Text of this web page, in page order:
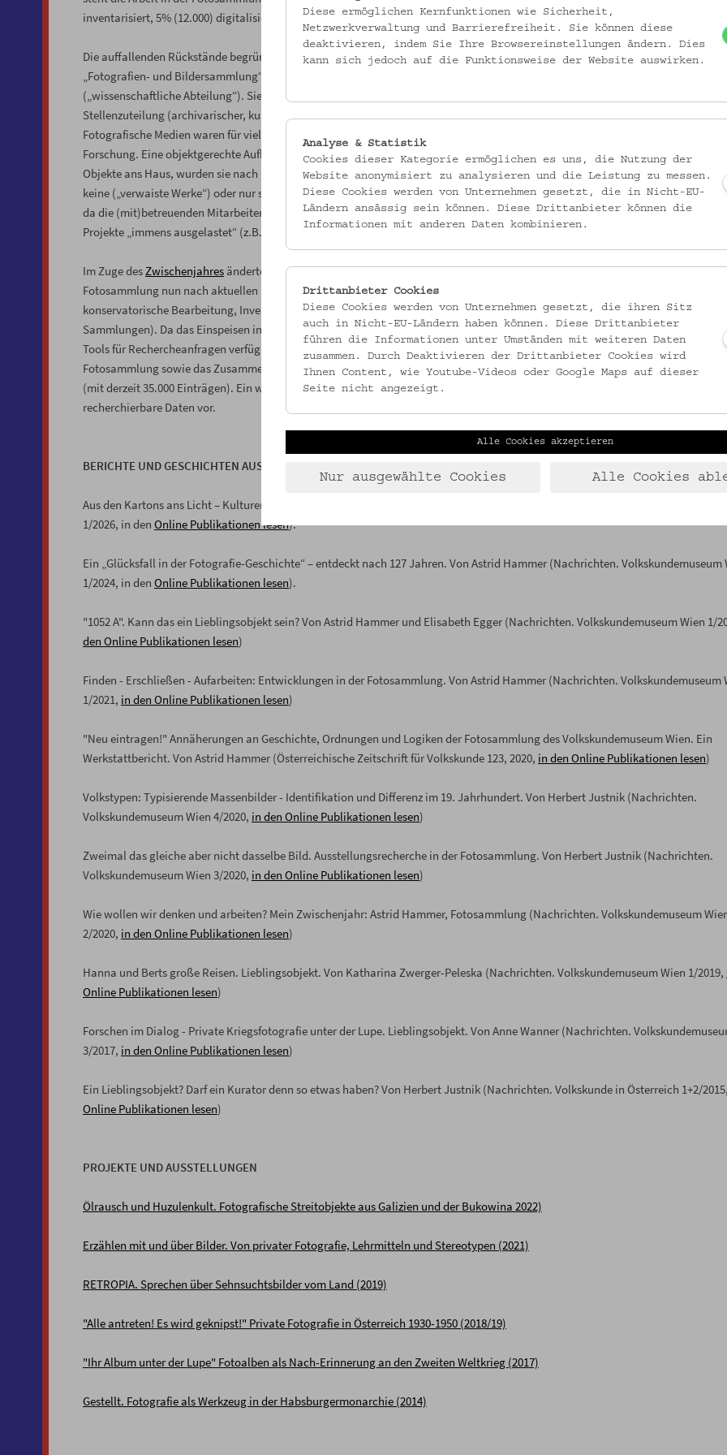
inventarisiert, 5% (12.000) digitalisiert und 2% (6.000) in die Museumsdatenbank eingespeist.
Die auffallenden Rückstände begründen sich durch mehrere Faktoren: (1) Für viele Jahrzehnte (Gründung bis 1950er Jahre) war die
„Fotografien- und Bildersammlung“ „Neben“sammlung und in späteren Jahrzehnten gar nicht den Sammlungen zugeteilt
(„wissenschaftliche Abteilung“). Sie wurde ab Gründung des Hauses bis 1956 zusammen mit der Bibliothek betreut. Eine
Stellenzuteilung (archivarischer, kustodischer oder konservatorischer Art) gab es in den 125 Jahren nur für 14 Jahre (1956–1970).
Fotografische Medien waren für viele Jahrzehnte vorrangig Dokumentationsmittel, „gebraucht“ für Publikationen, Vorträge und
Forschung. Eine objektgerechte Aufbewahrung rückte in den Hintergrund. (3) Kamen Fotoobjekte im Zuge von Schenkungen
Objekte ans Haus, wurden sie nach Übergabe an die Fotosammlung oft nicht explizit aufgearbeitet. Infolgedessen haben wir
keine („verwaiste Werke“) oder nur sehr eingeschränkte Informationen über sie. (4) Die Zeit für eine umfassende Aufarbeitung
da die (mit)betreuenden MitarbeiterInnen durch Forschungsanfragen, Objektfotografie und Reproduktionsanfragen, später
Projekte „immens ausgelastet“ (z.B. ÖZV 67/18, 1964, S. 192) waren.
Im Zuge desZwischenjahres änderte sich dies, unterstützt durch Stellen-Umstrukturierungen. In einem ersten Schritt wird die
Fotosammlung nun nach aktuellen Sammlungskriterien aufgearbeitet, vorerst physischer Art (Sichten, Ordnen, Provenienzen
konservatorische Bearbeitung, Inventarisieren des Bestandes), im Folgenden digital (Digitalisierung, Museumsdatenbank, Online
Sammlungen). Da das Einspeisen in die Museumsdatenbank M-Box nicht von heute auf morgen geschehen kann, werden zuerst
Tools für Rechercheanfragen verfügbar gemacht: durch Digitalisierung aller 65 Inventarbücher (mit 135.000 Inventarnummern)
Fotosammlung sowie das Zusammentragen aller weiteren physischen Findmittel/Sammlungsverzeichnisse in einer einfachen
(mit derzeit 35.000 Einträgen). Ein weiterer Arbeitsbereich ist das Erstellen eines Archives zur Fotosammlung. Auch hier liegen
recherchierbare Daten vor.
BERICHTE UND GESCHICHTEN AUS DER FOTOSAMMLUNG
Aus den Kartons ans Licht –­ Kulturerbe digital in der ­Fotosammlung. Von Ulrike Haidinger (Nachrichten. Volkskundemuseum Wien
1/2026, in den Online Publikationen lesen).
Ein „Glücksfall in der Fotografie-Geschichte“ – entdeckt nach 127 Jahren. Von Astrid Hammer (Nachrichten. Volkskundemuseum
1/2024, in den Online Publikationen lesen).
"1052 A". Kann das ein Lieblingsobjekt sein? Von Astrid Hammer und Elisabeth Egger (Nachrichten. Volkskundemuseum Wien 1/
den Online Publikationen lesen)
Finden - Erschließen - Aufarbeiten: Entwicklungen in der Fotosammlung. Von Astrid Hammer (Nachrichten. Volkskundemuseum
1/2021, in den Online Publikationen lesen)
"Neu eintragen!" Annäherungen an Geschichte, Ordnungen und Logiken der Fotosammlung des Volkskundemuseum Wien. Ein
Werkstattbericht. Von Astrid Hammer (Österreichische Zeitschrift für Volkskunde 123, 2020, in den Online Publikationen lesen)
Volkstypen: Typisierende Massenbilder - Identifikation und Differenz im 19. Jahrhundert. Von Herbert Justnik (Nachrichten.
Volkskundemuseum Wien 4/2020, in den Online Publikationen lesen)
Zweimal das gleiche aber nicht dasselbe Bild. Ausstellungsrecherche in der Fotosammlung. Von Herbert Justnik (Nachrichten.
Volkskundemuseum Wien 3/2020, in den Online Publikationen lesen)
Wie wollen wir denken und arbeiten? Mein Zwischenjahr: Astrid Hammer, Fotosammlung (Nachrichten. Volkskundemuseum
2/2020, in den Online Publikationen lesen)
Hanna und Berts große Reisen. Lieblingsobjekt. Von Katharina Zwerger-Peleska (Nachrichten. Volkskundemuseum Wien 1/2019,
Online Publikationen lesen)
Forschen im Dialog - Private Kriegsfotografie unter der Lupe. Lieblingsobjekt. Von Anne Wanner (Nachrichten.
3/2017, in den Online Publikationen lesen)
Ein Lieblingsobjekt? Darf ein Kurator denn so etwas haben? Von Herbert Justnik (Nachrichten. Volkskunde in Österreich 1+2/2015,
Online Publikationen lesen)
PROJEKTE UND AUSSTELLUNGEN
Ölrausch und Huzulenkult. Fotografische Streitobjekte aus Galizien und der Bukowina 2022)
Erzählen mit und über Bilder. Von privater Fotografie, Lehrmitteln und Stereotypen (2021)
RETROPIA. Sprechen über Sehnsuchtsbilder vom Land (2019)
"Alle antreten! Es wird geknipst!" Private Fotografie in Österreich 1930-1950 (2018/19)
"Ihr Album unter der Lupe" Fotoalben als Nach-Erinnerung an den Zweiten Weltkrieg (2017)
Gestellt. Fotografie als Werkzeug in der Habsburgermonarchie (2014)
Diese ermöglichen Kernfunktionen wie Sicherheit,
Netzwerkverwaltung und Barrierefreiheit. Sie können diese
deaktivieren, indem Sie Ihre Browsereinstellungen ändern. Dies
kann sich jedoch auf die Funktionsweise der Website auswirken.
Analyse & Statistik
Cookies dieser Kategorie ermöglichen es uns, die Nutzung der
Website anonymisiert zu analysieren und die Leistung zu messen.
Diese Cookies werden von Unternehmen gesetzt, die in Nicht-EU-
Ländern ansässig sein können. Diese Drittanbieter können die
Informationen mit anderen Daten kombinieren.
Drittanbieter Cookies
Diese Cookies werden von Unternehmen gesetzt, die ihren Sitz
auch in Nicht-EU-Ländern haben können. Diese Drittanbieter
führen die Informationen unter Umständen mit weiteren Daten
zusammen. Durch Deaktivieren der Drittanbieter Cookies wird
Ihnen Content, wie Youtube-Videos oder Google Maps auf dieser
Seite nicht angezeigt.
Alle Cookies akzeptieren
Nur ausgewählte Cookies Alle Cookies